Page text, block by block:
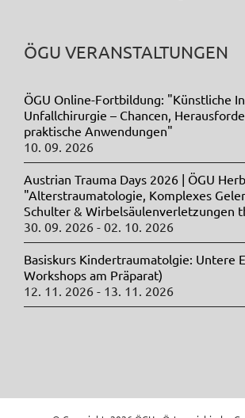
ÖGU VERANSTALTUNGEN
ÖGU Online-Fortbildung: "Künstliche
Unfallchirurgie – Chancen,
praktische Anwendungen"
10. 09. 2026
Austrian Trauma Days 2026 | ÖGU
"Alterstraumatologie, Komplexes
Schulter & Wirbelsäulenverletzungen
30. 09. 2026 - 02. 10. 2026
Basiskurs Kindertraumatolgie: Untere
Workshops am Präparat)
12. 11. 2026 - 13. 11. 2026